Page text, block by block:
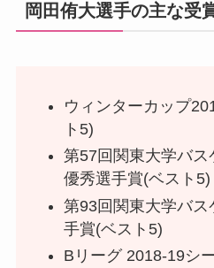
岡田侑大選手の主な受
ウィンターカップ
ト5)
第57回関東大学バ
優秀選手賞(ベスト5)
第93回関東大学バ
手賞(ベスト5)
Bリーグ 2018-19シ